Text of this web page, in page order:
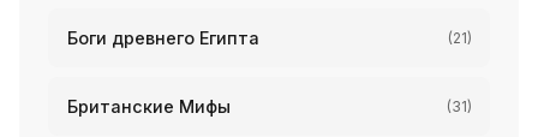
Боги древнего Египта (21)
Британские Мифы (31)